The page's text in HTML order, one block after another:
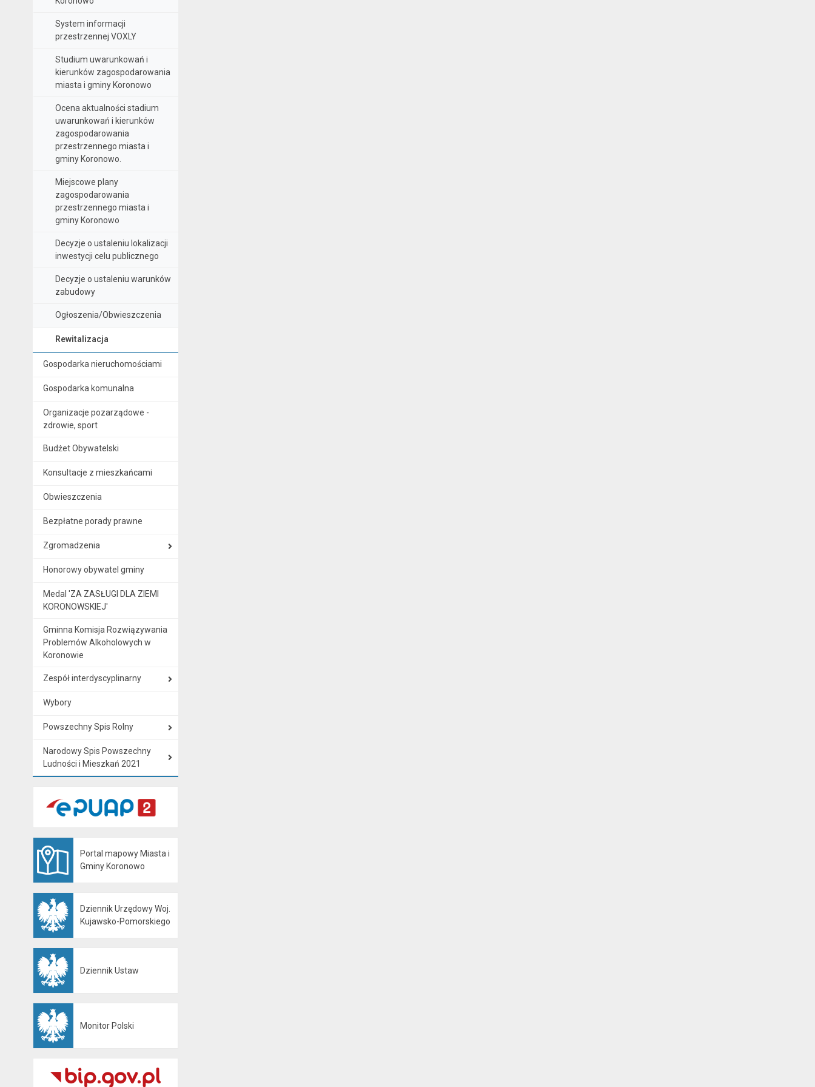
System informacji
przestrzennej VOXLY
Studium uwarunkowań i
kierunków zagospodarowania
miasta i gminy Koronowo
Ocena aktualności stadium
uwarunkowań i kierunków
zagospodarowania
przestrzennego miasta i
gminy Koronowo.
Miejscowe plany
zagospodarowania
przestrzennego miasta i
gminy Koronowo
Decyzje o ustaleniu lokalizacji
inwestycji celu publicznego
Decyzje o ustaleniu warunków
zabudowy
Ogłoszenia/Obwieszczenia
Rewitalizacja
Gospodarka nieruchomościami
Gospodarka komunalna
Organizacje pozarządowe -
zdrowie, sport
Budżet Obywatelski
Konsultacje z mieszkańcami
Obwieszczenia
Bezpłatne porady prawne
Zgromadzenia
Honorowy obywatel gminy
Medal 'ZA ZASŁUGI DLA ZIEMI
KORONOWSKIEJ'
Gminna Komisja Rozwiązywania
Problemów Alkoholowych w
Koronowie
Zespół interdyscyplinarny
Wybory
Powszechny Spis Rolny
Narodowy Spis Powszechny
Ludności i Mieszkań 2021
Portal mapowy Miasta i
Gminy Koronowo
Dziennik Urzędowy Woj.
Kujawsko-Pomorskiego
Dziennik Ustaw
Monitor Polski